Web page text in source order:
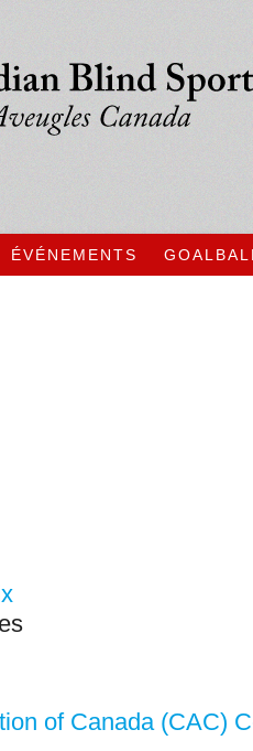
ÉVÉNEMENTS
of Canada (CAC)